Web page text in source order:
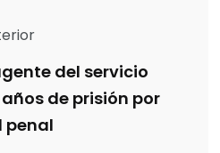
del servicio
de prisión por
penal